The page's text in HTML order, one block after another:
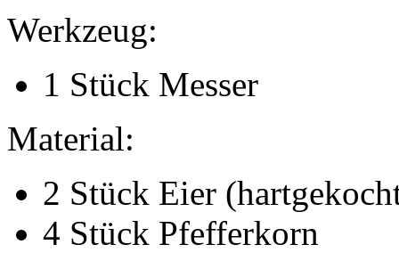
Werkzeug:
1 Stück Messer
Material:
2 Stück Eier
4 Stück Pfefferkorn